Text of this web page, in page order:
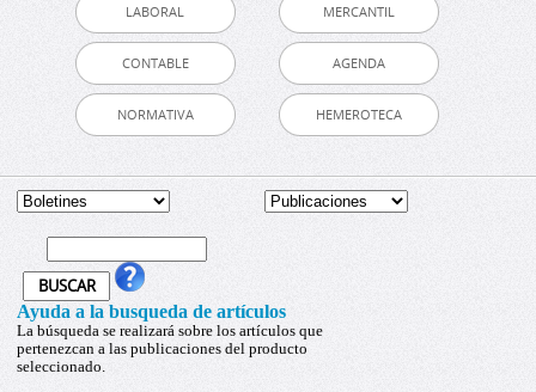
LABORAL MERCANTIL
CONTABLE AGENDA
NORMATIVA HEMEROTECA
Ayuda a la busqueda de artículos
La búsqueda se realizará sobre los artículos que
pertenezcan a las publicaciones del producto
seleccionado.